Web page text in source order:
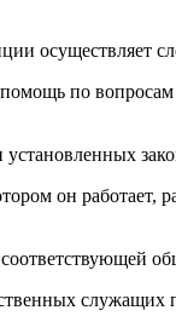
осуществляет
по
он